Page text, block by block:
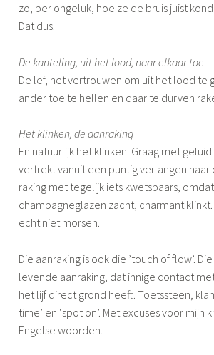
zo, per ongeluk, hoe ze de bruis juist
Dat dus.
De kanteling, uit het lood, naar elkaar toe
De lef, het vertrouwen om uit het lood te
ander toe te hellen en daar te durven
Het klinken, de aanraking
En natuurlijk het klinken. Graag met
vertrekt vanuit een puntig verlangen
raking met tegelijk iets kwetsbaars,
champagneglazen zacht, charmant
echt niet morsen.
Die aanraking is ook die ’touch of flow’.
levende aanraking, dat innige contact
het lijf direct grond heeft. Toetssteen,
time’ en ‘spot on’. Met excuses voor mijn
Engelse woorden.